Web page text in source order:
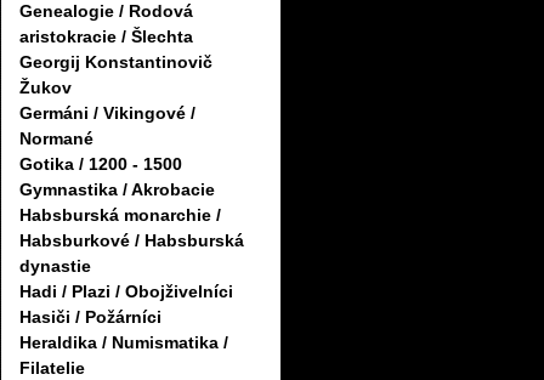
Genealogie / Rodová
aristokracie / Šlechta
Georgij Konstantinovič
Žukov
Germáni / Vikingové /
Normané
Gotika / 1200 - 1500
Gymnastika / Akrobacie
Habsburská monarchie /
Habsburkové / Habsburská
dynastie
Hadi / Plazi / Obojživelníci
Hasiči / Požárníci
Heraldika / Numismatika /
Filatelie